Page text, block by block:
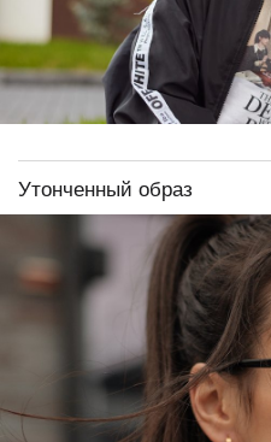
Утонченный образ